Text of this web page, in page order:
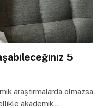
5
araştırmalarda olmazsa
akademik…